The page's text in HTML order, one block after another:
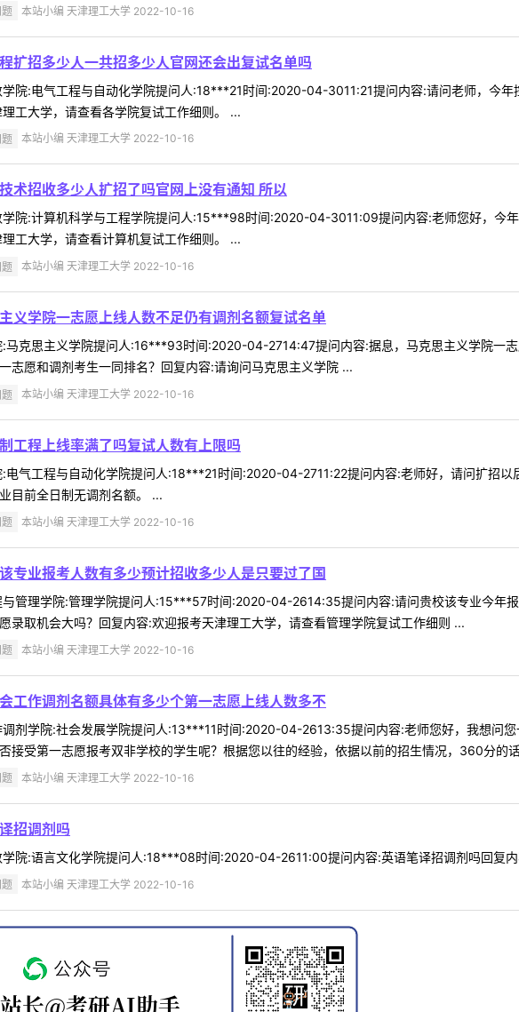
本站小编 天津理工大学 2022-10-16
扩招多少人一共招多少人官网还会出复试名单吗
院:电气工程与自动化学院提问人:18***21时间:2020-04-3011:21提问内容:请问老师，今
工大学，请查看各学院复试工作细则。 ...
本站小编 天津理工大学 2022-10-16
术招收多少人扩招了吗官网上没有通知 所以
院:计算机科学与工程学院提问人:15***98时间:2020-04-3011:09提问内容:老师您好，今
工大学，请查看计算机复试工作细则。 ...
本站小编 天津理工大学 2022-10-16
义学院一志愿上线人数不足仍有调剂名额复试名单
马克思主义学院提问人:16***93时间:2020-04-2714:47提问内容:据息，马克思主义学院一
志愿和调剂考生一同排名？回复内容:请询问马克思主义学院 ...
本站小编 天津理工大学 2022-10-16
工程上线率满了吗复试人数有上限吗
电气工程与自动化学院提问人:18***21时间:2020-04-2711:22提问内容:老师好，请问扩招
目前全日制无调剂名额。 ...
本站小编 天津理工大学 2022-10-16
专业报考人数有多少预计招收多少人是只要过了国
管理学院:管理学院提问人:15***57时间:2020-04-2614:35提问内容:请问贵校该专业今年
录取机会大吗？回复内容:欢迎报考天津理工大学，请查看管理学院复试工作细则 ...
本站小编 天津理工大学 2022-10-16
工作调剂名额具体有多少个第一志愿上线人数多不
剂学院:社会发展学院提问人:13***11时间:2020-04-2613:35提问内容:老师您好，我想问
接受第一志愿报考双非学校的学生呢？根据您以往的经验，依据以前的招生情况，360分的
本站小编 天津理工大学 2022-10-16
招调剂吗
院:语言文化学院提问人:18***08时间:2020-04-2611:00提问内容:英语笔译招调剂吗回复
本站小编 天津理工大学 2022-10-16